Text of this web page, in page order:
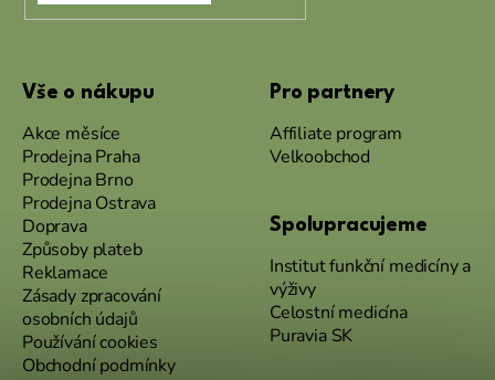
Vše o nákupu
Akce měsíce
Prodejna Praha
Prodejna Brno
Prodejna Ostrava
Doprava
Způsoby plateb
Reklamace
Zásady zpracování
osobních údajů
Používání cookies
Obchodní podmínky
Pro partnery
Affiliate program
Velkoobchod
Spolupracujeme
Institut funkční medicíny a
výživy
Celostní medicína
Puravia SK